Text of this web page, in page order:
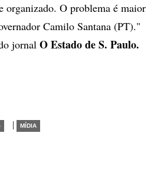
organizado. O problema é maior
Camilo Santana (PT)."
jornal O Estado de S. Paulo.
| MÍDIA